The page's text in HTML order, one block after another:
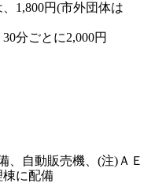
1,800円(市外団体は
分ごとに2,000円
、自動販売機、(注)ＡＥ
棟に配備